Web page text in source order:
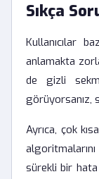
Sıkça
Kullanıcılar
anlamakta
de gizli
görüyorsanız,
Ayrıca, çok
sürekli bir